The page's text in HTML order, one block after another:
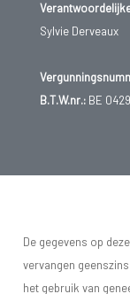
Sylvie Derveaux
B.T.W.nr.:BE 0429
De gegevens op
vervangen
het gebruik van